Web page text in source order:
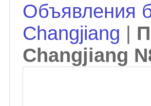
Объявления
Changjiang
Changjiang